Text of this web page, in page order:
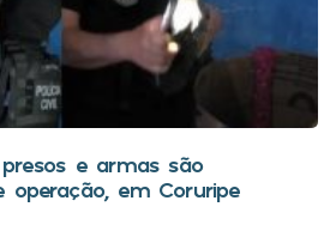
e armas são
operação, em Coruripe